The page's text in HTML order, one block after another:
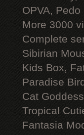
OPVA,
More 3000
Complete
Sibirian
Kids Box,
Paradise
Cat
Tropical
Fantasia